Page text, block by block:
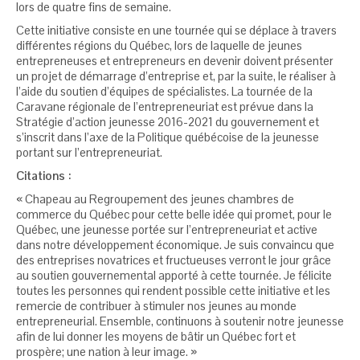
lors de quatre fins de semaine.
Cette initiative consiste en une tournée qui se déplace à travers
différentes régions du Québec, lors de laquelle de jeunes
entrepreneuses et entrepreneurs en devenir doivent présenter
un projet de démarrage d’entreprise et, par la suite, le réaliser à
l’aide du soutien d’équipes de spécialistes. La tournée de la
Caravane régionale de l’entrepreneuriat est prévue dans la
Stratégie d’action jeunesse 2016-2021 du gouvernement et
s’inscrit dans l’axe de la Politique québécoise de la jeunesse
portant sur l’entrepreneuriat.
Citations :
« Chapeau au Regroupement des jeunes chambres de
commerce du Québec pour cette belle idée qui promet, pour le
Québec, une jeunesse portée sur l’entrepreneuriat et active
dans notre développement économique. Je suis convaincu que
des entreprises novatrices et fructueuses verront le jour grâce
au soutien gouvernemental apporté à cette tournée. Je félicite
toutes les personnes qui rendent possible cette initiative et les
remercie de contribuer à stimuler nos jeunes au monde
entrepreneurial. Ensemble, continuons à soutenir notre jeunesse
afin de lui donner les moyens de bâtir un Québec fort et
prospère; une nation à leur image. »